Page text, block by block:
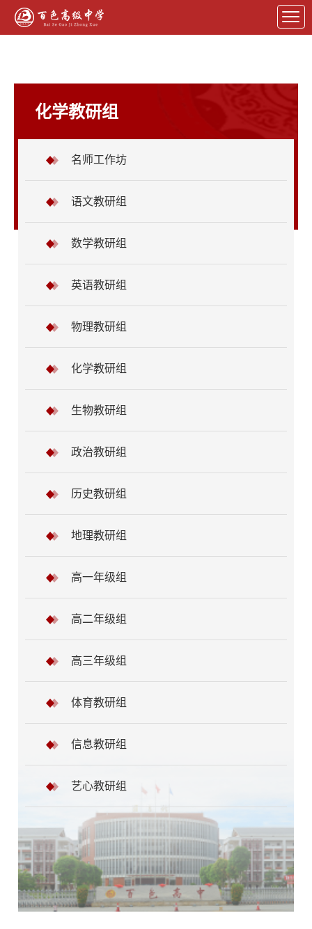
化学教研组
名师工作坊
语文教研组
数学教研组
英语教研组
物理教研组
化学教研组
生物教研组
政治教研组
历史教研组
地理教研组
高一年级组
高二年级组
高三年级组
体育教研组
信息教研组
艺心教研组